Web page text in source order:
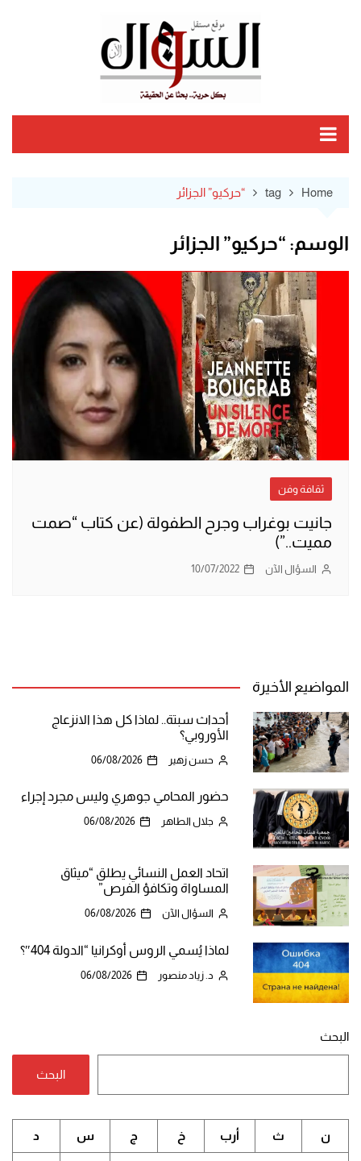
Home
tag “حركيو” الجزائر
الوسم: “حركيو” الجزائر
ثقافة وفن
جانيت بوغراب وجرح الطفولة (عن كتاب “صمت
مميت..”)
السؤال الآن 10/07/2022
المواضيع الأخيرة
أحداث سبتة.. لماذا كل هذا الانزعاج
الأوروبي؟
حسن زهير 06/08/2026
حضور المحامي جوهري وليس مجرد إجراء
جلال الطاهر 06/08/2026
اتحاد العمل النسائي يطلق “ميثاق
المساواة وتكافؤ الفرص”
السؤال الآن 06/08/2026
لماذا يُسمي الروس أوكرانيا “الدولة 404″؟
د. زياد منصور 06/08/2026
البحث
البحث
ن ث أرب خ ج س د